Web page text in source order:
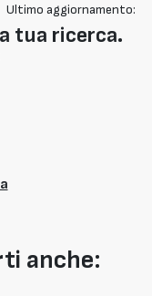
Ultimo aggiornamento:
tua ricerca.
anche: